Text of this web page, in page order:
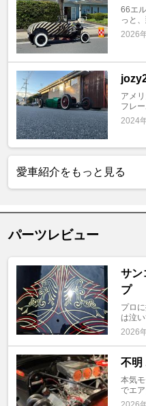
66エ
っと
2026
アメ
フレ
2024
愛車紹介をもっと見る
パーツレビュー
サン
プ
プロ
は泣
2026
不明
本気
でエ